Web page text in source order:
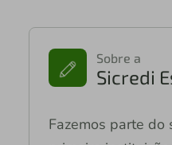
Sobre a
Sicredi
Fazemos parte do